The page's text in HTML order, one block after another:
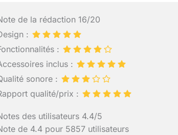
de la rédaction 16/20
:
:
inclus :
sonore :
qualité/prix :
des utilisateurs 4.4/5
de 4.4 pour 5857 utilisateurs